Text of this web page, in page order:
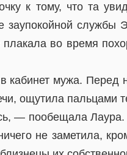
к тому, что та
заупокойной службы
во время
кабинет мужа. Перед
ощутила пальцами
— пообещала Лаура.
не заметила,